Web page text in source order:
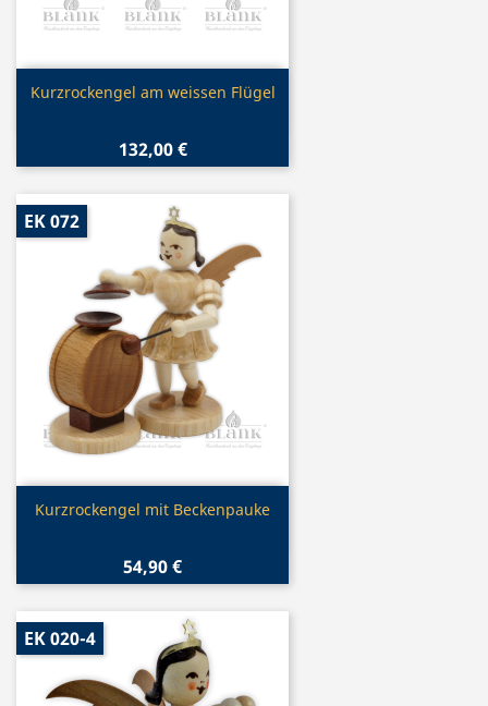
Vorschau
Kurzrockengel am weissen Flügel
132,00 €
Vorschau
Kurzrockengel mit Beckenpauke
54,90 €
EK 072
EK 020-4